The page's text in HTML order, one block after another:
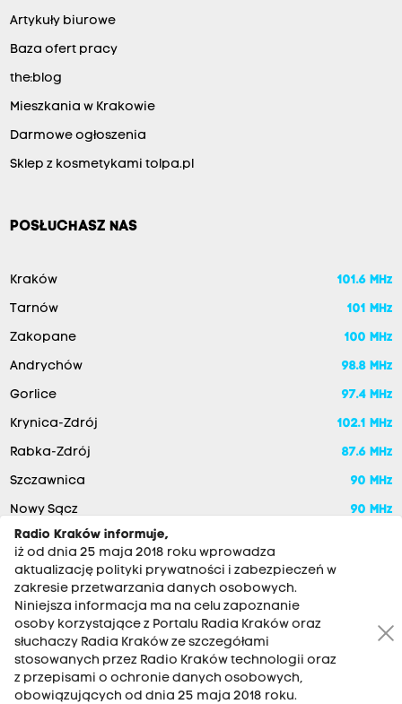
Artykuły biurowe
Baza ofert pracy
the:blog
Mieszkania w Krakowie
Darmowe ogłoszenia
Sklep z kosmetykami tolpa.pl
POSŁUCHASZ NAS
Kraków 101.6 MHz
Tarnów 101 MHz
Zakopane 100 MHz
Andrychów 98.8 MHz
Gorlice 97.4 MHz
Krynica-Zdrój 102.1 MHz
Rabka-Zdrój 87.6 MHz
Szczawnica 90 MHz
Nowy Sącz 90 MHz
RADIO KRAKÓW SA. Aleja Juliusza Słowackiego 22, 30-007
Kraków
Radio Kraków informuje,
iż od dnia 25 maja 2018 roku wprowadza
aktualizację polityki prywatności i zabezpieczeń w
zakresie przetwarzania danych osobowych.
Niniejsza informacja ma na celu zapoznanie
osoby korzystające z Portalu Radia Kraków oraz
słuchaczy Radia Kraków ze szczegółami
stosowanych przez Radio Kraków technologii oraz
z przepisami o ochronie danych osobowych,
obowiązujących od dnia 25 maja 2018 roku.